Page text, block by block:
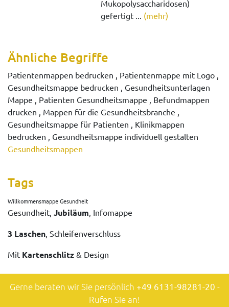
Mukopolysaccharidosen)
gefertigt ... (mehr)
Ähnliche Begriffe
Patientenmappen bedrucken , Patientenmappe mit Logo ,
Gesundheitsmappe bedrucken , Gesundheitsunterlagen
Mappe , Patienten Gesundheitsmappe , Befundmappen
drucken , Mappen für die Gesundheitsbranche ,
Gesundheitsmappe für Patienten , Klinikmappen
bedrucken , Gesundheitsmappe individuell gestalten
Gesundheitsmappen
Tags
Willkommensmappe Gesundheit
Gesundheit, Jubiläum, Infomappe
3 Laschen, Schleifenverschluss
Mit Kartenschlitz & Design
Gerne beraten wir Sie persönlich +49 6131-98281-20 -
Rufen Sie an!